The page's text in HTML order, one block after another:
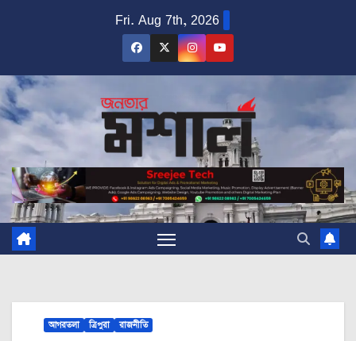
Fri. Aug 7th, 2026
আগরতলা ত্রিপুরা রাজনীতি